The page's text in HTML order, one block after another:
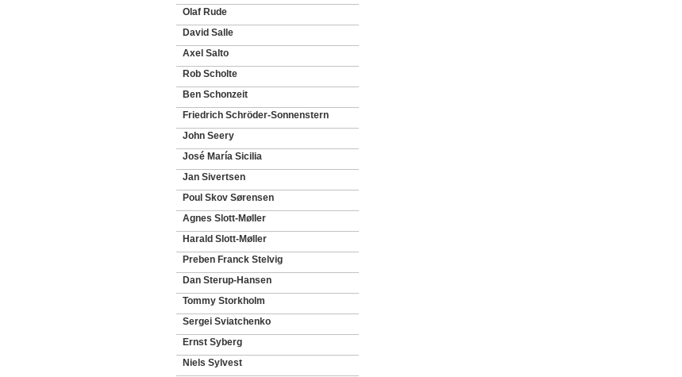
Olaf Rude
David Salle
Axel Salto
Rob Scholte
Ben Schonzeit
Friedrich Schröder-Sonnenstern
John Seery
José María Sicilia
Jan Sivertsen
Poul Skov Sørensen
Agnes Slott-Møller
Harald Slott-Møller
Preben Franck Stelvig
Dan Sterup-Hansen
Tommy Storkholm
Sergei Sviatchenko
Ernst Syberg
Niels Sylvest